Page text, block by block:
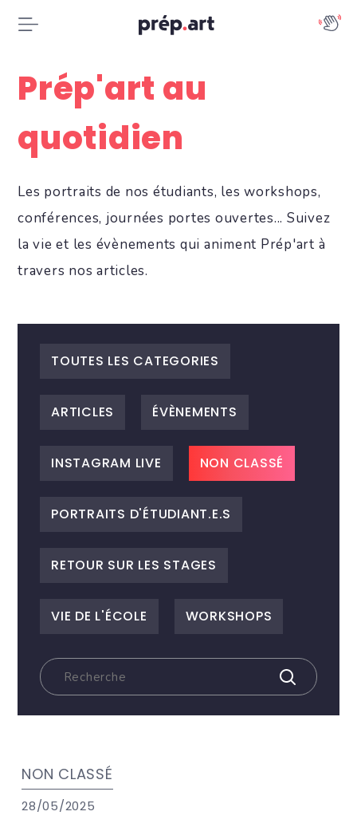
Prép'art au
quotidien
Les portraits de nos étudiants, les workshops,
conférences, journées portes ouvertes... Suivez
la vie et les évènements qui animent Prép'art à
travers nos articles.
TOUTES LES CATEGORIES
ARTICLES ÉVÈNEMENTS
INSTAGRAM LIVE NON CLASSÉ
PORTRAITS D'ÉTUDIANT.E.S
RETOUR SUR LES STAGES
VIE DE L'ÉCOLE WORKSHOPS
NON CLASSÉ
28/05/2025